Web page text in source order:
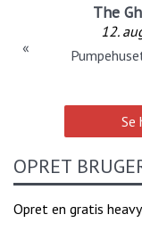
The
12.
«
Se
OPRET
Opret en gratis